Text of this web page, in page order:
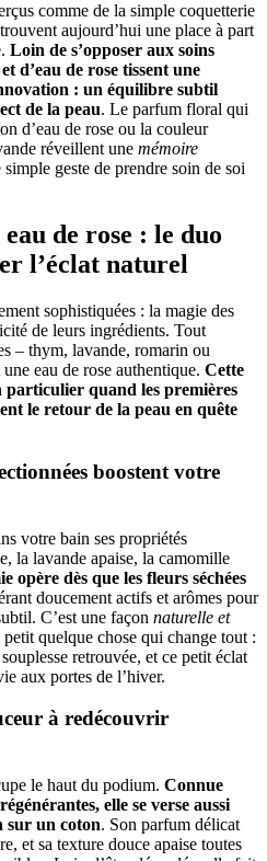
comme de la simple coquetterie
aujourd’hui une place à part
Loin de s’opposer aux soins
d’eau de rose tissent une
: un équilibre subtil
de la peau. Le parfum floral qui
d’eau de rose ou la couleur
réveillent une mémoire
geste de prendre soin de soi
de rose : le duo
l’éclat naturel
sophistiquées : la magie des
de leurs ingrédients. Tout
– thym, lavande, romarin ou
eau de rose authentique. Cette
particulier quand les premières
le retour de la peau en quête
boostent votre
votre bain ses propriétés
la lavande apaise, la camomille
opère dès que les fleurs séchées
doucement actifs et arômes pour
C’est une façon naturelle et
quelque chose qui change tout :
retrouvée, et ce petit éclat
aux portes de l’hiver.
à redécouvrir
le haut du podium. Connue
elle se verse aussi
sur un coton. Son parfum délicat
et sa texture douce apaise toutes